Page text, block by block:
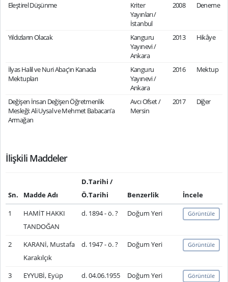
Eleştirel Düşünme
Kriter
Yayınları /
İstanbul
2008 Deneme
Yıldızların Olacak
Kanguru
Yayınevi /
Ankara
2013 Hikâye
İlyas Halil ve Nuri Abaç’ın Kanada
Mektupları
Kanguru
Yayınevi /
Ankara
2016 Mektup
Değişen İnsan Değişen Öğretmenlik
Mesleği: Ali Uysal ve Mehmet Babacan’a
Armağan
Avcı Ofset /
Mersin
2017 Diğer
İlişkili Maddeler
Sn. Madde Adı
D.Tarihi /
Ö.Tarihi
Benzerlik
İncele
1
HAMİT HAKKI
TANDOĞAN
d. 1894 - ö. ? Doğum Yeri Görüntüle
2
KARANİ, Mustafa
Karakılçık
d. 1947 - ö. ? Doğum Yeri Görüntüle
3
EYYUBİ, Eyüp
d. 04.06.1955
Doğum Yeri Görüntüle